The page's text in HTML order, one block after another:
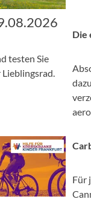
testen Sie
Die
Für